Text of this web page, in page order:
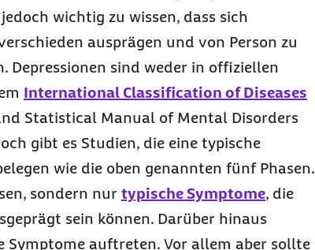
wichtig zu wissen, dass sich
ausprägen und von Person zu
Depressionen sind weder in offiziellen
International Classification of Diseases
Statistical Manual of Mental Disorders
gibt es Studien, die eine typische
wie die oben genannten fünf Phasen.
sondern nur typische Symptome, die
sein können. Darüber hinaus
auftreten. Vor allem aber sollte